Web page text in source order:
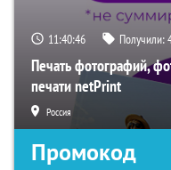
11:40:45 Получили:
Печать фотографий,
печати netPrint
Россия
Промокод